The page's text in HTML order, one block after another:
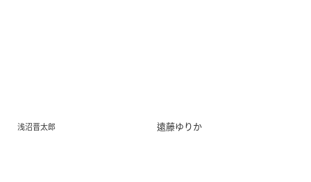
浅沼晋太郎 遠藤ゆりか